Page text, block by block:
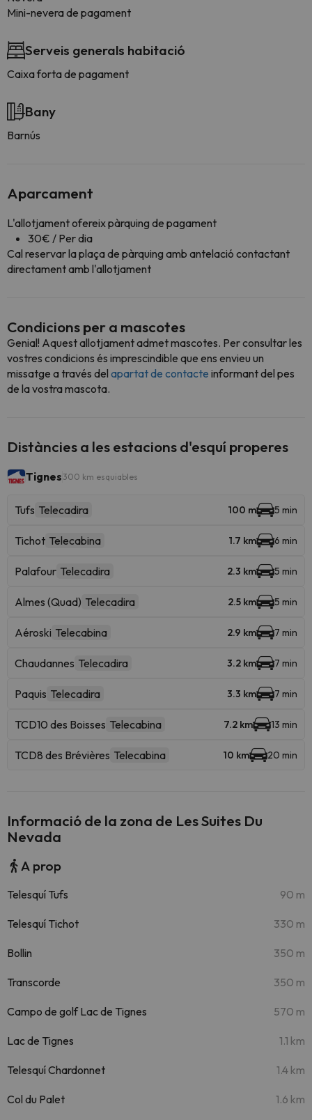
Mini-nevera de pagament
Serveis generals habitació
Caixa forta de pagament
Bany
Barnús
Aparcament
L'allotjament ofereix pàrquing de pagament
30€ / Per dia
Cal reservar la plaça de pàrquing amb antelació contactant
directament amb l'allotjament
Condicions per a mascotes
Genial! Aquest allotjament admet mascotes. Per consultar les
vostres condicions és imprescindible que ens envieu un
missatge a través del apartat de contacte informant del pes
de la vostra mascota.
Distàncies a les estacions d'esquí properes
Tignes 300 km esquiables
Tufs Telecadira 100 m 5 min
Tichot Telecabina 1.7 km 6 min
Palafour Telecadira 2.3 km 5 min
Almes (Quad) Telecadira 2.5 km 5 min
Aéroski Telecabina 2.9 km 7 min
Chaudannes Telecadira 3.2 km 7 min
Paquis Telecadira 3.3 km 7 min
TCD10 des Boisses Telecabina 7.2 km 13 min
TCD8 des Brévières Telecabina 10 km 20 min
Informació de la zona de Les Suites Du
Nevada
A prop
Telesquí Tufs 90 m
Telesquí Tichot 330 m
Bollin 350 m
Transcorde 350 m
Campo de golf Lac de Tignes 570 m
Lac de Tignes 1.1 km
Telesquí Chardonnet 1.4 km
Col du Palet 1.6 km